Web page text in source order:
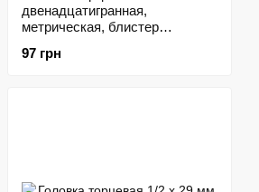
двенадцатигранная,
метрическая, блистер
97 грн